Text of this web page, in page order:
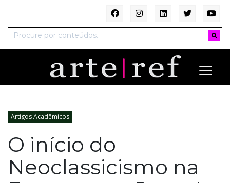
Artigos Acadêmicos
O início do
Neoclassicismo na